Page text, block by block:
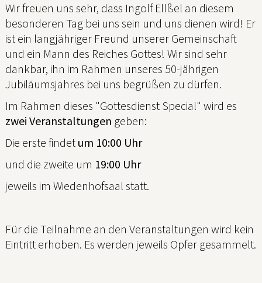
Wir freuen uns sehr, dass Ingolf Ellßel an diesem
besonderen Tag bei uns sein und uns dienen wird! Er
ist ein langjähriger Freund unserer Gemeinschaft
und ein Mann des Reiches Gottes! Wir sind sehr
dankbar, ihn im Rahmen unseres 50-jährigen
Jubiläumsjahres bei uns begrüßen zu dürfen.
Im Rahmen dieses "Gottesdienst Special" wird es
zwei Veranstaltungen geben:
Die erste findet um 10:00 Uhr
und die zweite um 19:00 Uhr
jeweils im Wiedenhofsaal statt.
Für die Teilnahme an den Veranstaltungen wird kein
Eintritt erhoben. Es werden jeweils Opfer gesammelt.